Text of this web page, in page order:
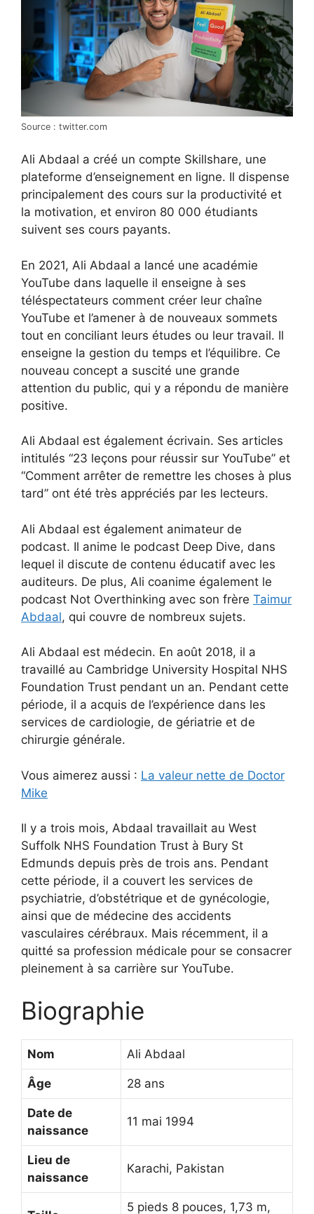
Source : twitter.com
Ali Abdaal a créé un compte Skillshare, une
plateforme d’enseignement en ligne. Il dispense
principalement des cours sur la productivité et
la motivation, et environ 80 000 étudiants
suivent ses cours payants.
En 2021, Ali Abdaal a lancé une académie
YouTube dans laquelle il enseigne à ses
téléspectateurs comment créer leur chaîne
YouTube et l’amener à de nouveaux sommets
tout en conciliant leurs études ou leur travail. Il
enseigne la gestion du temps et l’équilibre. Ce
nouveau concept a suscité une grande
attention du public, qui y a répondu de manière
positive.
Ali Abdaal est également écrivain. Ses articles
intitulés “23 leçons pour réussir sur YouTube” et
“Comment arrêter de remettre les choses à plus
tard” ont été très appréciés par les lecteurs.
Ali Abdaal est également animateur de
podcast. Il anime le podcast Deep Dive, dans
lequel il discute de contenu éducatif avec les
auditeurs. De plus, Ali coanime également le
podcast Not Overthinking avec son frère Taimur
Abdaal, qui couvre de nombreux sujets.
Ali Abdaal est médecin. En août 2018, il a
travaillé au Cambridge University Hospital NHS
Foundation Trust pendant un an. Pendant cette
période, il a acquis de l’expérience dans les
services de cardiologie, de gériatrie et de
chirurgie générale.
Vous aimerez aussi : La valeur nette de Doctor
Mike
Il y a trois mois, Abdaal travaillait au West
Suffolk NHS Foundation Trust à Bury St
Edmunds depuis près de trois ans. Pendant
cette période, il a couvert les services de
psychiatrie, d’obstétrique et de gynécologie,
ainsi que de médecine des accidents
vasculaires cérébraux. Mais récemment, il a
quitté sa profession médicale pour se consacrer
pleinement à sa carrière sur YouTube.
Biographie
Nom Ali Abdaal
Âge 28 ans
Date de
naissance
11 mai 1994
Lieu de
naissance
Karachi, Pakistan
5 pieds 8 pouces, 1,73 m,